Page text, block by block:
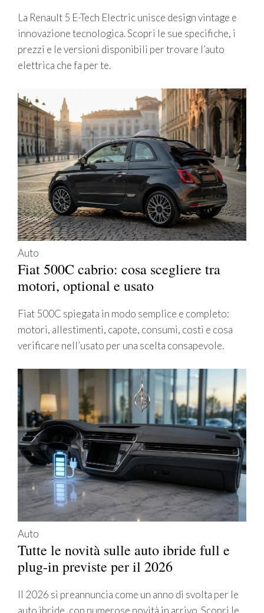
La Renault 5 E-Tech Electric unisce design vintage e
innovazione tecnologica. Scopri le sue specifiche, i
prezzi e le versioni disponibili per trovare l’auto
elettrica che fa per te.
Auto
Fiat 500C cabrio: cosa scegliere tra
motori, optional e usato
Fiat 500C spiegata in modo semplice e completo:
motori, allestimenti, capote, consumi, costi e cosa
verificare nell’usato per una scelta consapevole.
Auto
Tutte le novità sulle auto ibride full e
plug-in previste per il 2026
Il 2026 si preannuncia come un anno di svolta per le
auto ibride, con numerose novità in arrivo. Scopri le